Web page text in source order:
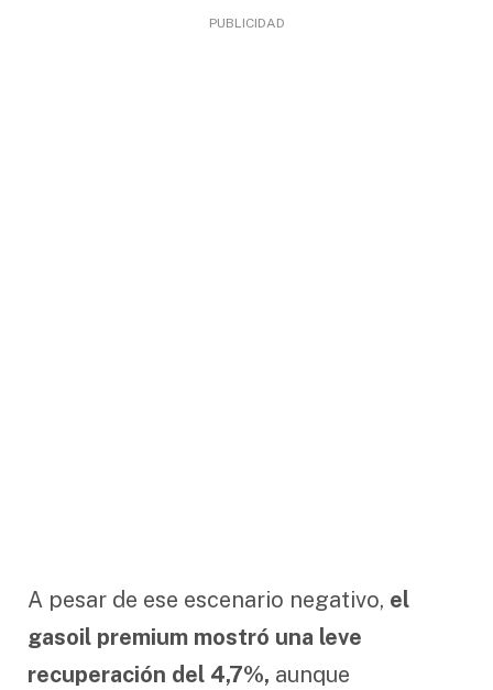
PUBLICIDAD
A pesar de ese escenario negativo, el
gasoil premium mostró una leve
recuperación del 4,7%, aunque